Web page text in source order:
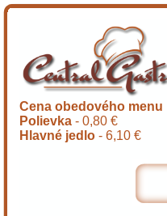
Cena obedového menu
Polievka - 0,80 €
Hlavné jedlo - 6,10 €